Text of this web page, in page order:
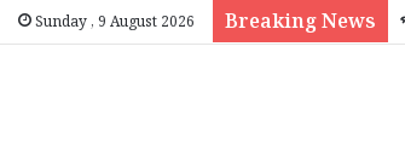
Sunday , 9 August 2026 Breaking News